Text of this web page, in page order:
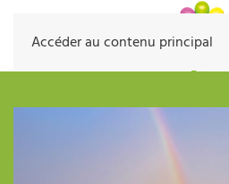
Accéder au contenu principal